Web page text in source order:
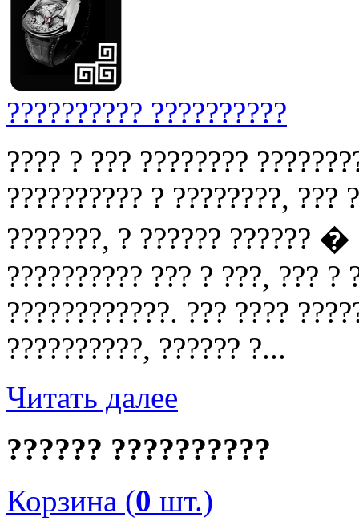
?????????? ??????????
???? ? ??? ????????
?????????? ? ????????, ???
???????, ? ?????? ??????
?????????? ??? ? ???, ??? ?
????????????. ??? ????
??????????, ?????? ?...
Читать далее
?????? ??????????
Корзина (0 шт.)